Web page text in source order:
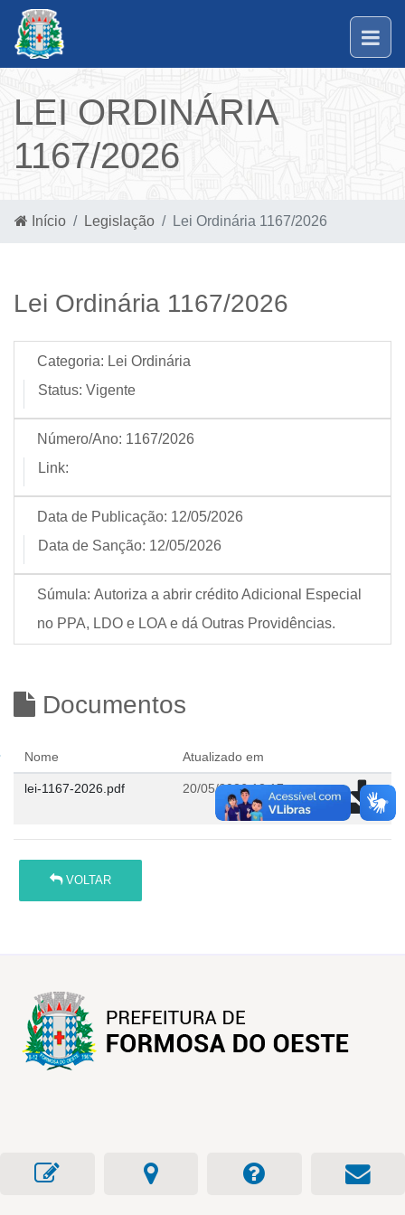
LEI ORDINÁRIA
1167/2026
Início Legislação Lei Ordinária 1167/2026
Lei Ordinária 1167/2026
Categoria: Lei Ordinária
Status: Vigente
Número/Ano: 1167/2026
Link:
Data de Publicação: 12/05/2026
Data de Sanção: 12/05/2026
Súmula: Autoriza a abrir crédito Adicional Especial
no PPA, LDO e LOA e dá Outras Providências.
Documentos
Nome Atualizado em
lei-1167-2026.pdf 20/05/2026 12:17
VOLTAR